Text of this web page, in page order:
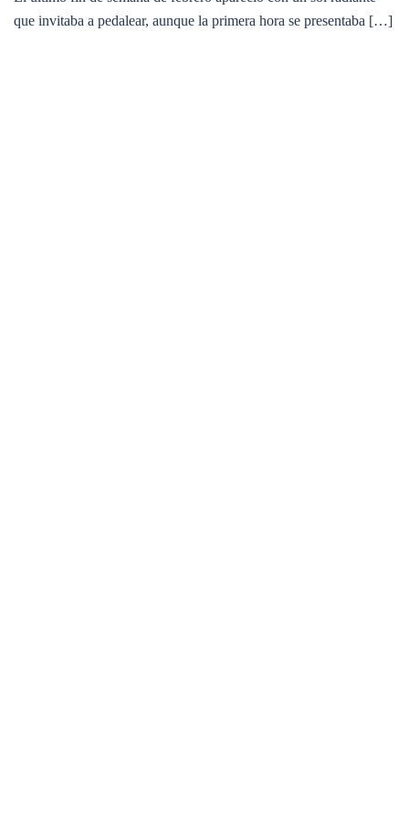
que invitaba a pedalear, aunque la primera hora se presentaba […]